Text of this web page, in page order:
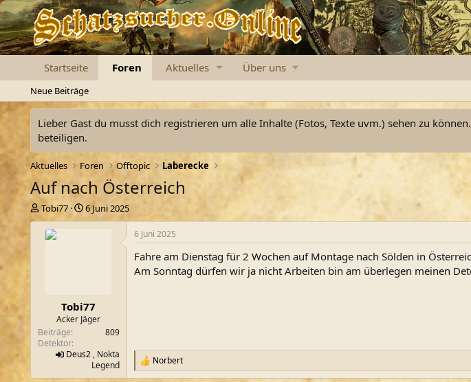
Startseite Foren Aktuelles Über uns
Neue Beiträge
Lieber Gast du musst dich registrieren um alle Inhalte (Fotos, Texte uvm.) sehen zu
beteiligen.
Aktuelles Foren Offtopic Laberecke
Auf nach Österreich
E
r
Tobi77
E
r
a
m
6 Juni 2025
Tobi77
Acker Jäger
Beiträge
809
Detektor
Deus2, Nokta
Legend
6 Juni 2025
Fahre am Dienstag für 2 Wochen auf Montage nach Sölden in
Am Sonntag dürfen wir ja nicht Arbeiten bin am überlegen meinen
R
e
Norbert